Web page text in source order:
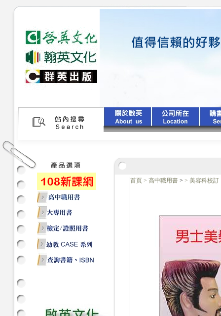
首頁 > 高中職用書 > > 美容科校訂